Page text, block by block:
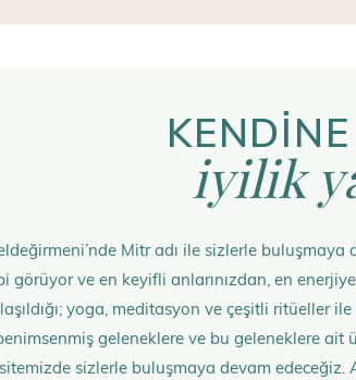
iyilik
Mitr adı ile sizlerle
görüyor ve en keyifli anlarınızdan, en
yoga, meditasyon ve çeşitli ritüeller
geleneklere ve bu geleneklere
sitemizde sizlerle buluşmaya devam edeceğiz.